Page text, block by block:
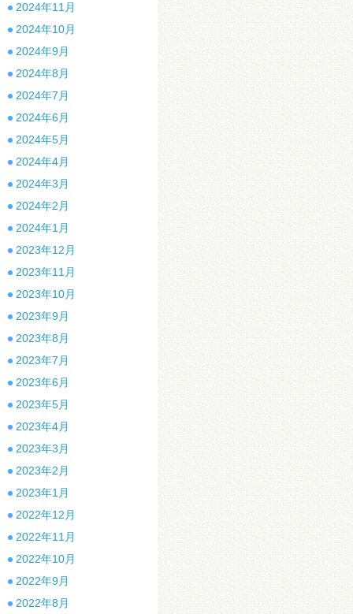
2024年11月
2024年10月
2024年9月
2024年8月
2024年7月
2024年6月
2024年5月
2024年4月
2024年3月
2024年2月
2024年1月
2023年12月
2023年11月
2023年10月
2023年9月
2023年8月
2023年7月
2023年6月
2023年5月
2023年4月
2023年3月
2023年2月
2023年1月
2022年12月
2022年11月
2022年10月
2022年9月
2022年8月